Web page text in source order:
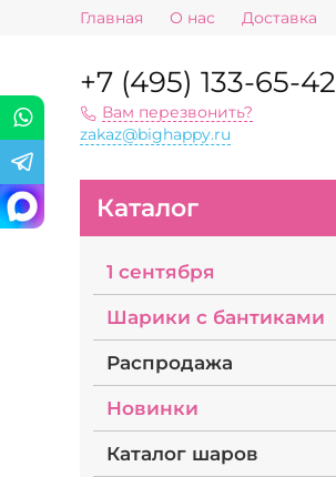
Главная О нас Доставка
+7 (495) 133-65-42
Вам перезвонить?
zakaz@bighappy.ru
Каталог
1 сентября
Шарики с бантиками
Распродажа
Новинки
Каталог шаров